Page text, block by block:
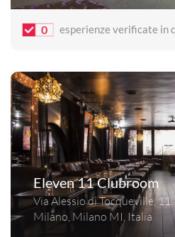
0 esperienze verificate in
Eleven 11 Clubroom
Via Alessio di Tocqueville,
Milano, Milano MI, Italia